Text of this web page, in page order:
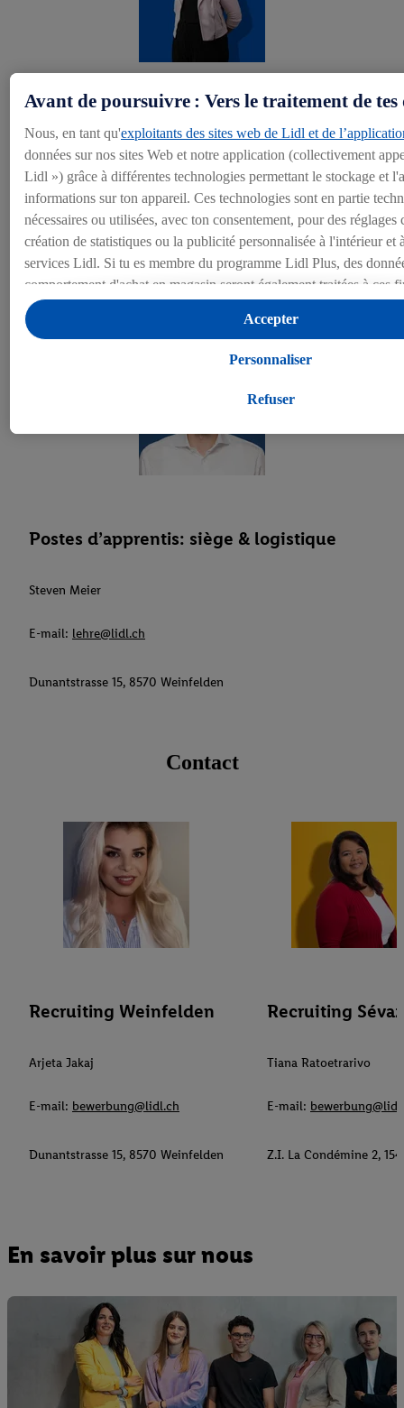
Siège
Maryline Michel
E-mail:bewerbung@lidl.ch
Dunantstrasse 15, 8570 Weinfelden
Postes d’apprentis: siège & logistique
Steven Meier
E-mail: lehre@lidl.ch
Dunantstrasse 15, 8570 Weinfelden
Contact
Recruiting Weinfelden
Arjeta Jakaj
E-mail: bewerbung@lidl.ch
Dunantstrasse 15, 8570 Weinfelden
Recruiting Sévaz
Tiana Ratoetrarivo
E-mail:
Z.I. La Condémine 2,
En savoir plus sur nous
Avant de poursuivre : Vers le traitement de tes
Nous, en tant qu'exploitants des sites web de Lidl et de
données sur nos sites Web et notre application (collectivement
Lidl ») grâce à différentes technologies permettant le stockage et
informations sur ton appareil. Ces technologies sont en partie
nécessaires ou utilisées, avec ton consentement, pour des réglages
création de statistiques ou la publicité personnalisée à l'intérieur et
services Lidl. Si tu es membre du programme Lidl Plus, des
comportement d'achat en magasin seront également traitées à ces
Sous « Personnaliser », tu peux autoriser certaines finalités
d'informations sur le traitement des données.
traitements pour l’ensemble des finalités mentionnées ci-dessus.
droit de révoquer ton consentement à tout moment avec effet pour
déclaration de confidentialité
Pour consulter les mentions légales,
Refuser
Personnaliser
Accepter